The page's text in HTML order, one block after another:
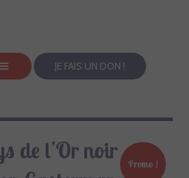
JE FAIS UN DON !
Promo !
de l’Or noir –